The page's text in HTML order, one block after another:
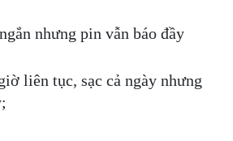
nhưng pin vẫn báo đầy
liên tục, sạc cả ngày nhưng